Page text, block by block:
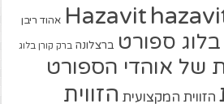
Hazavit אהוד ריבן
בלוג ספורט ברצלונה ברק קורן בלוג
של אוהדי הספורט
הזווית המקצועית הזווית